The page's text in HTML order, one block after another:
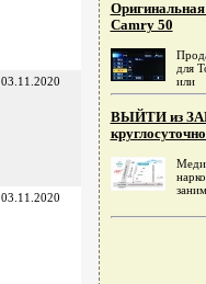
03.11.2020
03.11.2020
Camry 50
для
или
ВЫЙТИ из